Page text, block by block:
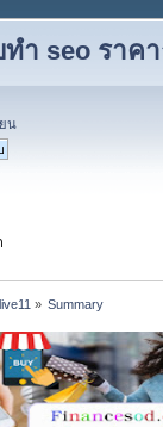
ทำ seo ราค
น
» Summary